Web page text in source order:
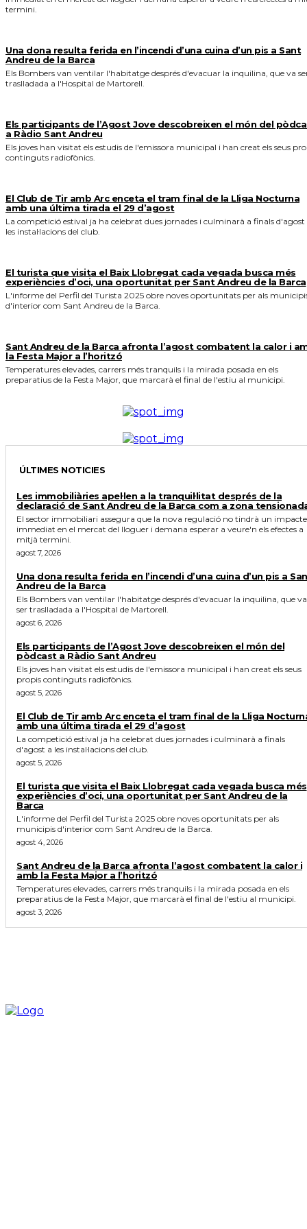
termini.
Una dona resulta ferida en l’incendi d’una cuina d’un pis a Sant
Andreu de la Barca
Els Bombers van ventilar l'habitatge després d'evacuar la inquilina, que va
traslladada a l'Hospital de Martorell.
Els participants de l’Agost Jove descobreixen el món del
a Ràdio Sant Andreu
Els joves han visitat els estudis de l'emissora municipal i han creat els seus
continguts radiofònics.
El Club de Tir amb Arc enceta el tram final de la Lliga Nocturna
amb una última tirada el 29 d’agost
La competició estival ja ha celebrat dues jornades i culminarà a finals d'agost
les instal·lacions del club.
El turista que visita el Baix Llobregat cada vegada busca més
experiències d’oci, una oportunitat per Sant Andreu de la Barca
L'informe del Perfil del Turista 2025 obre noves oportunitats per als
d'interior com Sant Andreu de la Barca.
Sant Andreu de la Barca afronta l’agost combatent la calor i
la Festa Major a l’horitzó
Temperatures elevades, carrers més tranquils i la mirada posada en els
preparatius de la Festa Major, que marcarà el final de l'estiu al municipi.
ÚLTIMES NOTICIES
Les immobiliàries apel·len a la tranquil·litat després de la
declaració de Sant Andreu de la Barca com a zona
El sector immobiliari assegura que la nova regulació no tindrà un impacte
immediat en el mercat del lloguer i demana esperar a veure'n els efectes a
mitjà termini.
agost 7, 2026
Una dona resulta ferida en l’incendi d’una cuina d’un pis a
Andreu de la Barca
Els Bombers van ventilar l'habitatge després d'evacuar la inquilina, que va
ser traslladada a l'Hospital de Martorell.
agost 6, 2026
Els participants de l’Agost Jove descobreixen el món del
pòdcast a Ràdio Sant Andreu
Els joves han visitat els estudis de l'emissora municipal i han creat els seus
propis continguts radiofònics.
agost 5, 2026
El Club de Tir amb Arc enceta el tram final de la Lliga
amb una última tirada el 29 d’agost
La competició estival ja ha celebrat dues jornades i culminarà a finals
d'agost a les instal·lacions del club.
agost 5, 2026
El turista que visita el Baix Llobregat cada vegada busca més
experiències d’oci, una oportunitat per Sant Andreu de la
Barca
L'informe del Perfil del Turista 2025 obre noves oportunitats per als
municipis d'interior com Sant Andreu de la Barca.
agost 4, 2026
Sant Andreu de la Barca afronta l’agost combatent la calor i
amb la Festa Major a l’horitzó
Temperatures elevades, carrers més tranquils i la mirada posada en els
preparatius de la Festa Major, que marcarà el final de l'estiu al municipi.
agost 3, 2026